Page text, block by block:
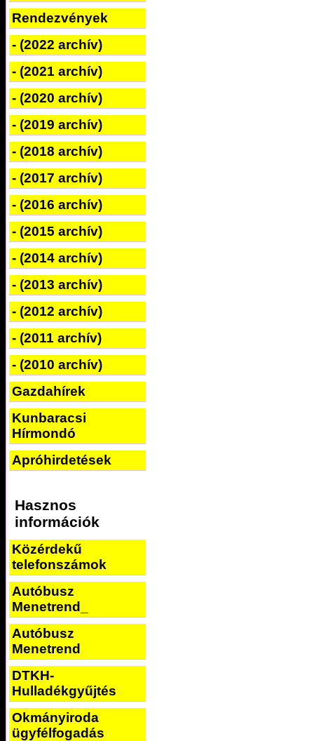
Rendezvények
- (2022 archív)
- (2021 archív)
- (2020 archív)
- (2019 archív)
- (2018 archív)
- (2017 archív)
- (2016 archív)
- (2015 archív)
- (2014 archív)
- (2013 archív)
- (2012 archív)
- (2011 archív)
- (2010 archív)
Gazdahírek
Kunbaracsi
Hírmondó
Apróhirdetések
Hasznos
információk
Közérdekű
telefonszámok
Autóbusz
Menetrend_
Autóbusz
Menetrend
DTKH-
Hulladékgyűjtés
Okmányiroda
ügyfélfogadás